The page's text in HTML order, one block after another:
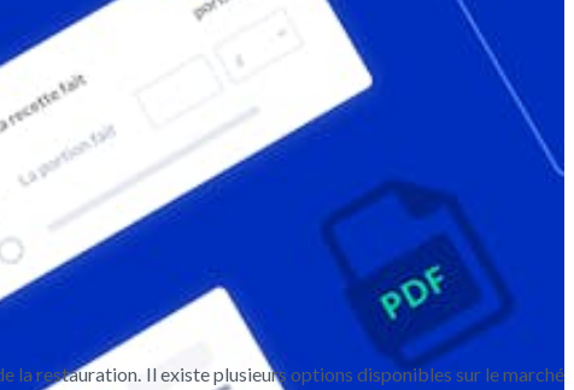
la restauration. Il existe plusieurs options disponibles sur le marché